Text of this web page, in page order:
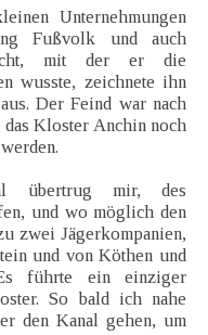
Unternehmungen
Fußvolk und auch
mit der er die
wusste, zeichnete ihn
Der Feind war nach
Kloster Anchin noch
übertrug mir, des
und wo möglich den
zwei Jägerkompanien,
und von Köthen und
führte ein einziger
So bald ich nahe
den Kanal gehen, um